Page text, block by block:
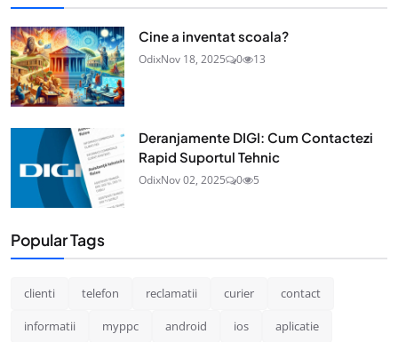
Cine a inventat scoala?
OdixNov 18, 2025 0 13
Deranjamente DIGI: Cum Contactezi
Rapid Suportul Tehnic
OdixNov 02, 2025 0 5
Popular Tags
clienti telefon reclamatii curier contact
informatii myppc android ios aplicatie